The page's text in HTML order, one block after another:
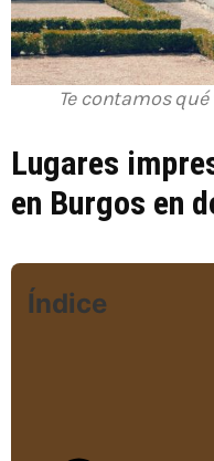
Te contamos
Lugares
en Burgos en
Índice